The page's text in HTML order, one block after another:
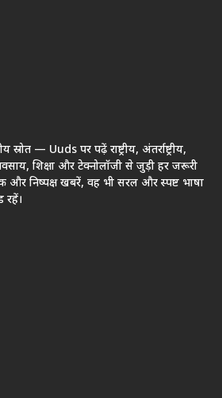
स्रोत — Uuds पर पढ़ें राष्ट्रीय, अंतर्राष्ट्रीय,
शिक्षा और टेक्नोलॉजी से जुड़ी हर जरूरी
निष्पक्ष खबरें, वह भी सरल और स्पष्ट भाषा